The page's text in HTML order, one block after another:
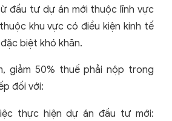
đầu tư dự án mới thuộc lĩnh vực
khu vực có điều kiện kinh tế
biệt khó khăn.
giảm 50% thuế phải nộp trong
đối với:
thực hiện dự án đầu tư mới: